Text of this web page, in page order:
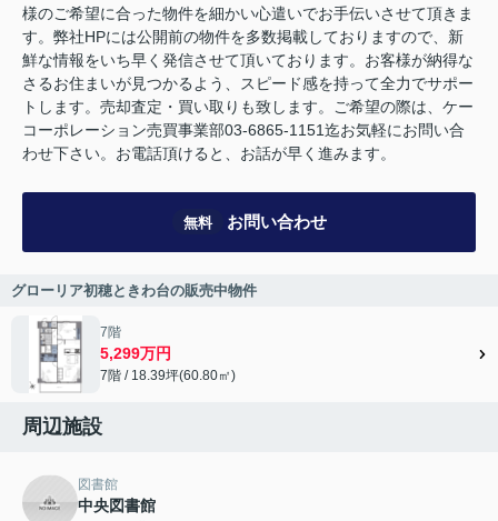
様のご希望に合った物件を細かい心遣いでお手伝いさせて頂きま
す。弊社HPには公開前の物件を多数掲載しておりますので、新
鮮な情報をいち早く発信させて頂いております。お客様が納得な
さるお住まいが見つかるよう、スピード感を持って全力でサポー
トします。売却査定・買い取りも致します。ご希望の際は、ケー
コーポレーション売買事業部03-6865-1151迄お気軽にお問い合
わせ下さい。お電話頂けると、お話が早く進みます。
無料 お問い合わせ
グローリア初穂ときわ台の販売中物件
7階
5,299万円
7階 / 18.39坪(60.80㎡)
周辺施設
図書館
中央図書館